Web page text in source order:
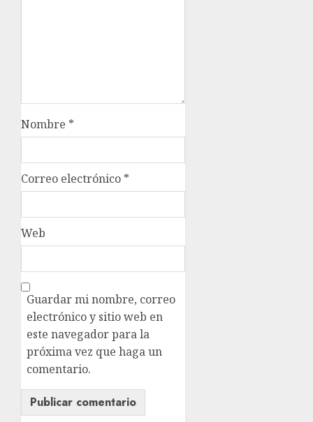
Nombre *
Correo electrónico *
Web
Guardar mi nombre, correo
electrónico y sitio web en
este navegador para la
próxima vez que haga un
comentario.